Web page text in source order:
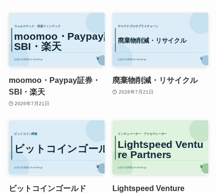
moomoo・Paypay証券・
SBI・楽天
2026年7月21日
廃棄物削減・リサイクル
2026年7月21日
ビットコインゴールド
Lightspeed Venture